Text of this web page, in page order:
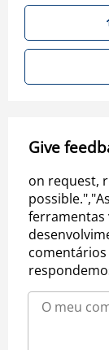
Give
on request,
ferramentas